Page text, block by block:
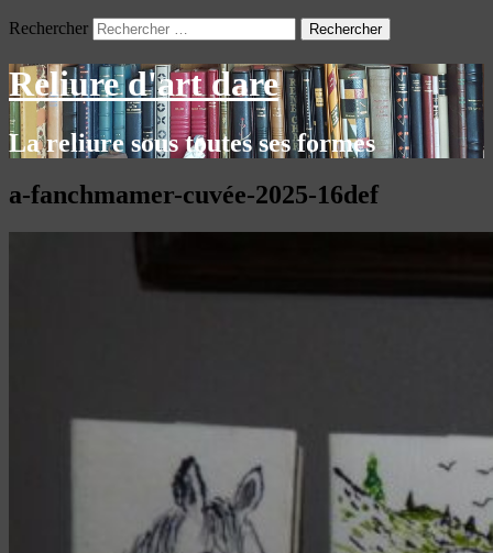
Rechercher
Reliure d'art dare
La reliure sous toutes ses formes
a-fanchmamer-cuvée-2025-16def